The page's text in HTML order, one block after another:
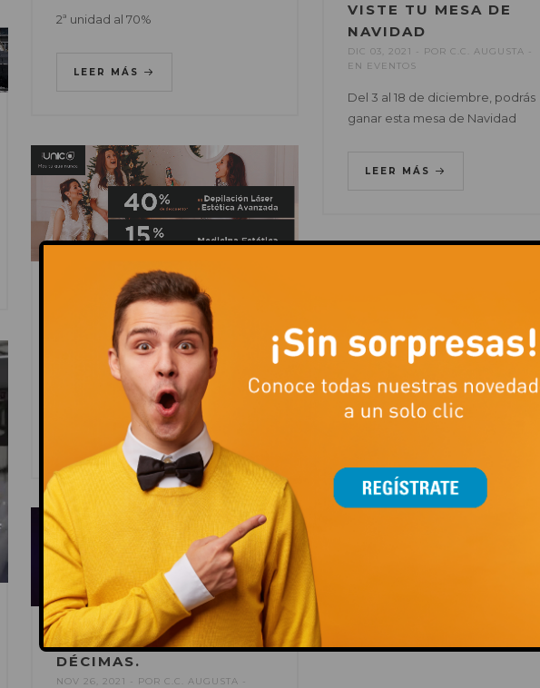
2ª unidad al 70%
LEER MÁS
VISTE TU MESA DE
NAVIDAD
DIC 03, 2021 POR C.C. AUGUSTA
EN EVENTOS
Del 3 al 18 de diciembre, podrás
ganar esta mesa de Navidad
LEER MÁS
MÁS TÚ QUE NUNCA
CON CENTROS ÚNICO.
DIC 01, 2021 PORC.C. AUGUSTA
OFERTAS
Hasta 40% de descuento.
LEER MÁS
TUS GAFAS DE SOL EN
ALAIN AFFLELOU.
POR C.C. AUGUSTA
ENOFERTAS
BLACK FRIDAY EN
DÉCIMAS.
NOV 26, 2021 POR C.C. AUGUSTA